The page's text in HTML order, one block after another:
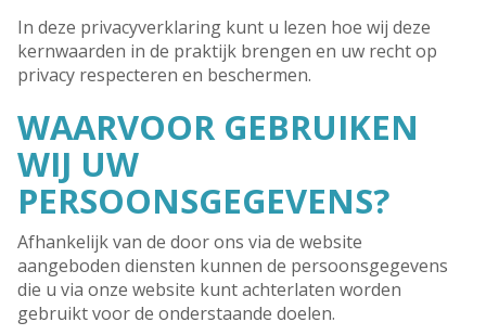
In deze privacyverklaring kunt u lezen hoe wij deze
kernwaarden in de praktijk brengen en uw recht op
privacy respecteren en beschermen.
WAARVOOR GEBRUIKEN
WIJ UW
PERSOONSGEGEVENS?
Afhankelijk van de door ons via de website
aangeboden diensten kunnen de persoonsgegevens
die u via onze website kunt achterlaten worden
gebruikt voor de onderstaande doelen.